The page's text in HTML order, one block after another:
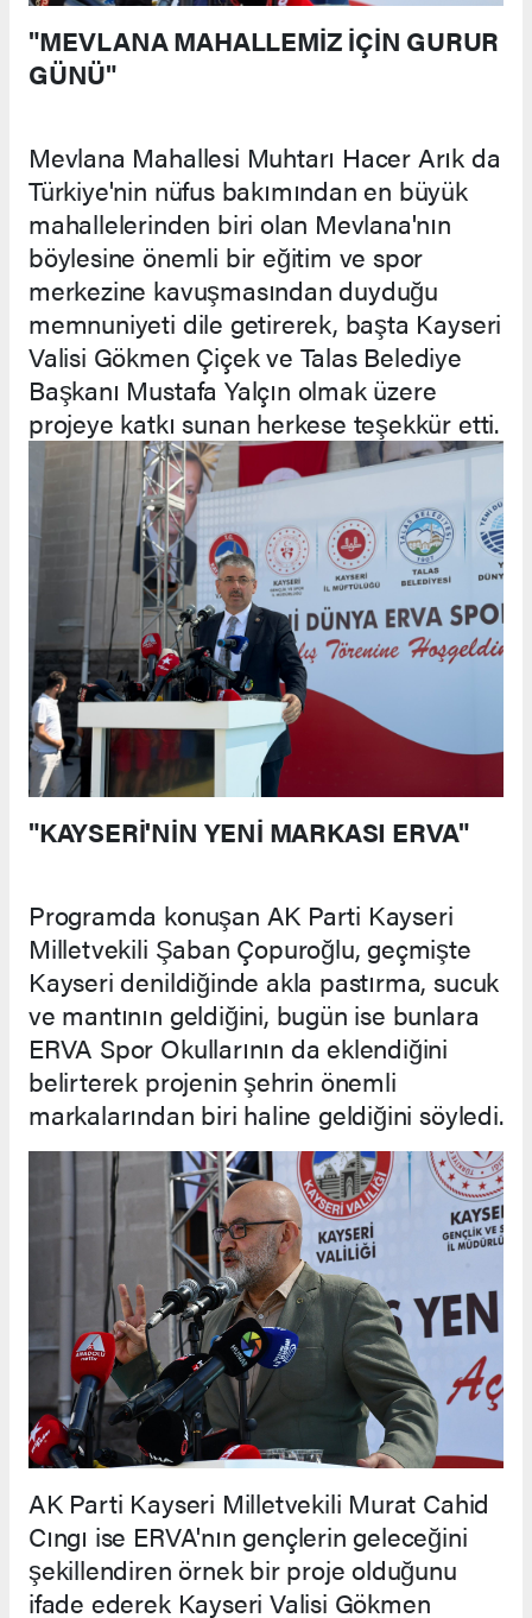
"MEVLANA MAHALLEMİZ İÇİN GURUR
GÜNÜ"
Mevlana Mahallesi Muhtarı Hacer Arık da
Türkiye'nin nüfus bakımından en büyük
mahallelerinden biri olan Mevlana'nın
böylesine önemli bir eğitim ve spor
merkezine kavuşmasından duyduğu
memnuniyeti dile getirerek, başta Kayseri
Valisi Gökmen Çiçek ve Talas Belediye
Başkanı Mustafa Yalçın olmak üzere
projeye katkı sunan herkese teşekkür etti.
"KAYSERİ'NİN YENİ MARKASI ERVA"
Programda konuşan AK Parti Kayseri
Milletvekili Şaban Çopuroğlu, geçmişte
Kayseri denildiğinde akla pastırma, sucuk
ve mantının geldiğini, bugün ise bunlara
ERVA Spor Okullarının da eklendiğini
belirterek projenin şehrin önemli
markalarından biri haline geldiğini söyledi.
AK Parti Kayseri Milletvekili Murat Cahid
Cıngı ise ERVA'nın gençlerin geleceğini
şekillendiren örnek bir proje olduğunu
ifade ederek Kayseri Valisi Gökmen